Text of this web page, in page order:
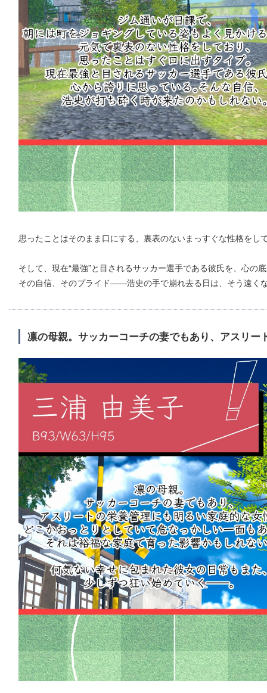
思ったことはそのまま口にする、裏表のないまっすぐな性格をし
そして、現在“最強”と目されるサッカー選手である彼氏を、心の
その自信、そのプライド――浩史の手で崩れ去る日は、そう遠く
凛の母親。サッカーコーチの妻でもあり、アスリ